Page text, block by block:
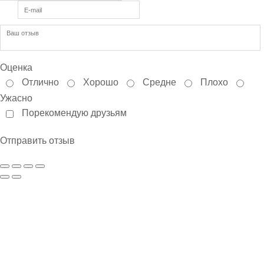
Оценка
Отлично
Хорошо Средне
Плохо
Ужасно
Порекомендую друзьям
Отправить отзыв